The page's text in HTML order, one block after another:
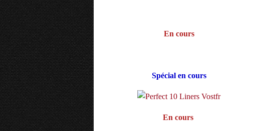
En cours
Spécial en cours
En cours